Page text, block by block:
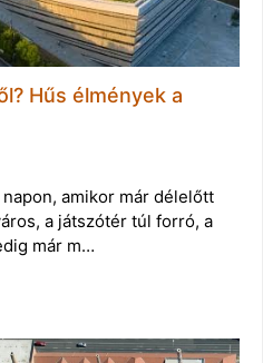
Hűs élmények a
amikor már délelőtt
a játszótér túl forró, a
már m…